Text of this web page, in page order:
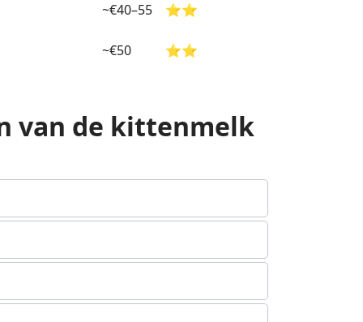
~€40–55
⭐⭐
~€50 ⭐⭐
van de kittenmelk